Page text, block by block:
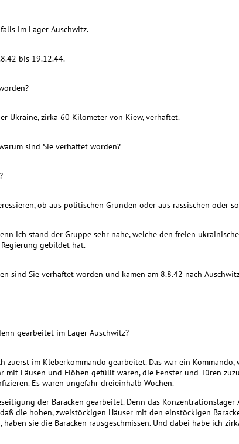
im Lager Auschwitz.
bis 19.12.44.
Ukraine, zirka 60 Kilometer von Kiew, verhaftet.
sind Sie verhaftet worden?
ob aus politischen Gründen oder aus rassischen oder
ich stand der Gruppe sehr nahe, welche den freien
gebildet hat.
sind Sie verhaftet worden und kamen am 8.8.42 nach
gearbeitet im Lager Auschwitz?
zuerst im Kleberkommando gearbeitet. Das war ein
mit Läusen und Flöhen gefüllt waren, die Fenster und Türen
Es waren ungefähr dreieinhalb Wochen.
der Baracken gearbeitet. Denn das Konzentrationslager
die hohen, zweistöckigen Häuser mit den einstöckigen
sie die Baracken rausgeschmissen. Und dabei habe ich